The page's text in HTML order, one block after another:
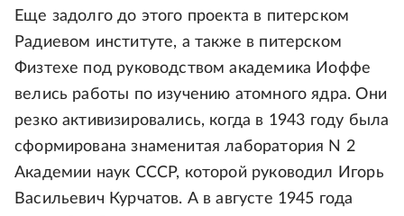
Еще задолго до этого проекта в питерском
Радиевом институте, а также в питерском
Физтехе под руководством академика Иоффе
велись работы по изучению атомного ядра. Они
резко активизировались, когда в 1943 году была
сформирована знаменитая лаборатория N 2
Академии наук СССР, которой руководил Игорь
Васильевич Курчатов. А в августе 1945 года